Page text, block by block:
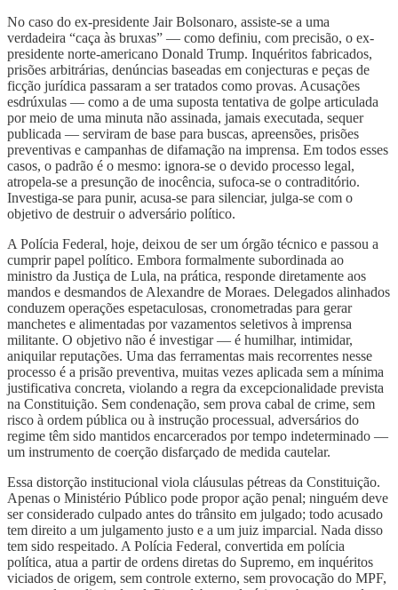
No caso do ex-presidente Jair Bolsonaro, assiste-se a uma
verdadeira “caça às bruxas” — como definiu, com precisão, o ex-
presidente norte-americano Donald Trump. Inquéritos fabricados,
prisões arbitrárias, denúncias baseadas em conjecturas e peças de
ficção jurídica passaram a ser tratados como provas. Acusações
esdrúxulas — como a de uma suposta tentativa de golpe articulada
por meio de uma minuta não assinada, jamais executada, sequer
publicada — serviram de base para buscas, apreensões, prisões
preventivas e campanhas de difamação na imprensa. Em todos esses
casos, o padrão é o mesmo: ignora-se o devido processo legal,
atropela-se a presunção de inocência, sufoca-se o contraditório.
Investiga-se para punir, acusa-se para silenciar, julga-se com o
objetivo de destruir o adversário político.
A Polícia Federal, hoje, deixou de ser um órgão técnico e passou a
cumprir papel político. Embora formalmente subordinada ao
ministro da Justiça de Lula, na prática, responde diretamente aos
mandos e desmandos de Alexandre de Moraes. Delegados alinhados
conduzem operações espetaculosas, cronometradas para gerar
manchetes e alimentadas por vazamentos seletivos à imprensa
militante. O objetivo não é investigar — é humilhar, intimidar,
aniquilar reputações. Uma das ferramentas mais recorrentes nesse
processo é a prisão preventiva, muitas vezes aplicada sem a mínima
justificativa concreta, violando a regra da excepcionalidade prevista
na Constituição. Sem condenação, sem prova cabal de crime, sem
risco à ordem pública ou à instrução processual, adversários do
regime têm sido mantidos encarcerados por tempo indeterminado —
um instrumento de coerção disfarçado de medida cautelar.
Essa distorção institucional viola cláusulas pétreas da Constituição.
Apenas o Ministério Público pode propor ação penal; ninguém deve
ser considerado culpado antes do trânsito em julgado; todo acusado
tem direito a um julgamento justo e a um juiz imparcial. Nada disso
tem sido respeitado. A Polícia Federal, convertida em polícia
política, atua a partir de ordens diretas do Supremo, em inquéritos
viciados de origem, sem controle externo, sem provocação do MPF,